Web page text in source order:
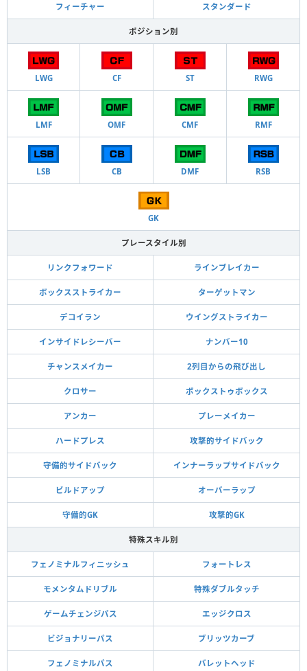
フィーチャー スタンダード
ポジション別
LWG CF ST RWG
LMF OMF CMF RMF
LSB CB DMF RSB
GK
プレースタイル別
リンクフォワード ラインブレイカー
ボックスストライカー ターゲットマン
デコイラン ウイングストライカー
インサイドレシーバー ナンバー10
チャンスメイカー 2列目からの飛び出し
クロサー ボックストゥボックス
アンカー プレーメイカー
ハードプレス 攻撃的サイドバック
守備的サイドバック インナーラップサイドバック
ビルドアップ オーバーラップ
守備的GK 攻撃的GK
特殊スキル別
フェノミナルフィニッシュ フォートレス
モメンタムドリブル 特殊ダブルタッチ
ゲームチェンジパス エッジクロス
ビジョナリーパス ブリッツカーブ
フェノミナルパス バレットヘッド